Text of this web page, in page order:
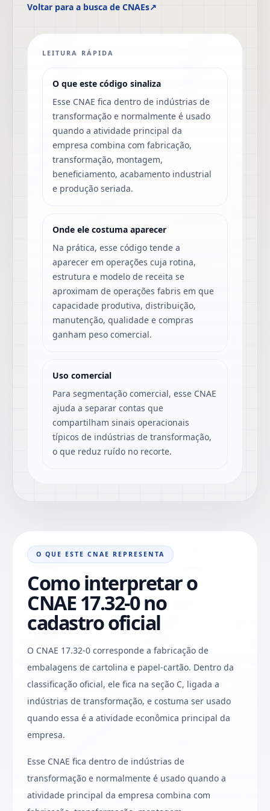
Voltar para a busca de CNAEs↗
LEITURA RÁPIDA
O que este código sinaliza
Esse CNAE fica dentro de indústrias de
transformação e normalmente é usado
quando a atividade principal da
empresa combina com fabricação,
transformação, montagem,
beneficiamento, acabamento industrial
e produção seriada.
Onde ele costuma aparecer
Na prática, esse código tende a
aparecer em operações cuja rotina,
estrutura e modelo de receita se
aproximam de operações fabris em que
capacidade produtiva, distribuição,
manutenção, qualidade e compras
ganham peso comercial.
Uso comercial
Para segmentação comercial, esse CNAE
ajuda a separar contas que
compartilham sinais operacionais
típicos de indústrias de transformação,
o que reduz ruído no recorte.
O QUE ESTE CNAE REPRESENTA
Como interpretar o
CNAE 17.32-0 no
cadastro oficial
O CNAE 17.32-0 corresponde a fabricação de
embalagens de cartolina e papel-cartão. Dentro da
classificação oficial, ele fica na seção C, ligada a
indústrias de transformação, e costuma ser usado
quando essa é a atividade econômica principal da
empresa.
Esse CNAE fica dentro de indústrias de
transformação e normalmente é usado quando a
atividade principal da empresa combina com